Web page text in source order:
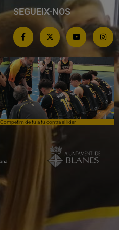
SEGUEIX-NOS
Competim de tu a tu contra el líder